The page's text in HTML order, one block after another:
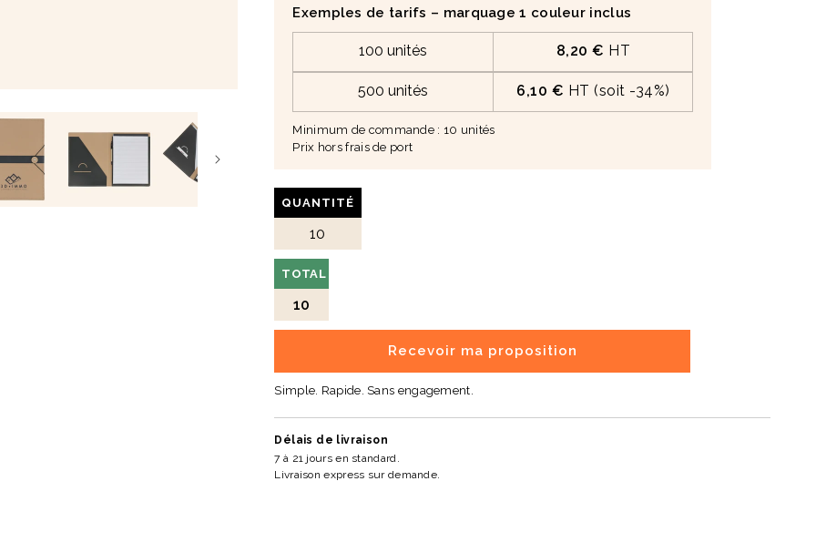
Exemples de tarifs – marquage 1 couleur inclus
100 unités 8,20 € HT
500 unités 6,10 € HT (soit -34%)
Minimum de commande : 10 unités
Prix hors frais de port
QUANTITÉ
TOTAL
10
Recevoir ma proposition
Simple. Rapide. Sans engagement.
Délais de livraison
7 à 21 jours en standard.
Livraison express sur demande.